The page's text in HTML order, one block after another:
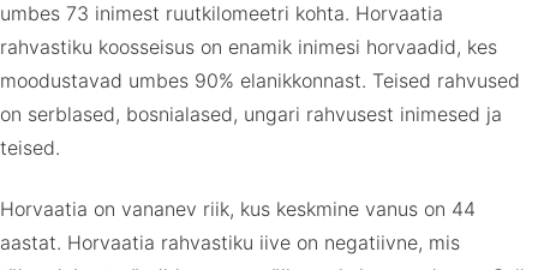
umbes 73 inimest ruutkilomeetri kohta. Horvaatia
rahvastiku koosseisus on enamik inimesi horvaadid, kes
moodustavad umbes 90% elanikkonnast. Teised rahvused
on serblased, bosnialased, ungari rahvusest inimesed ja
teised.
Horvaatia on vananev riik, kus keskmine vanus on 44
aastat. Horvaatia rahvastiku iive on negatiivne, mis